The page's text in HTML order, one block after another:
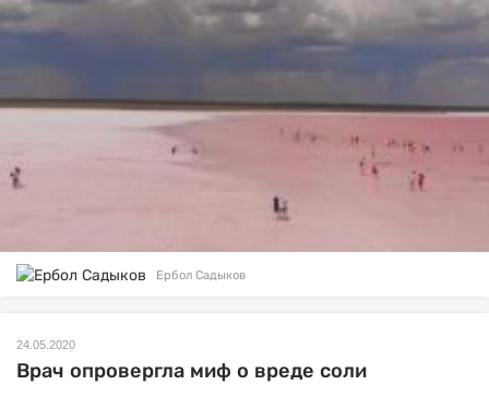
Ербол Садыков
24.05.2020
Врач опровергла миф о вреде соли